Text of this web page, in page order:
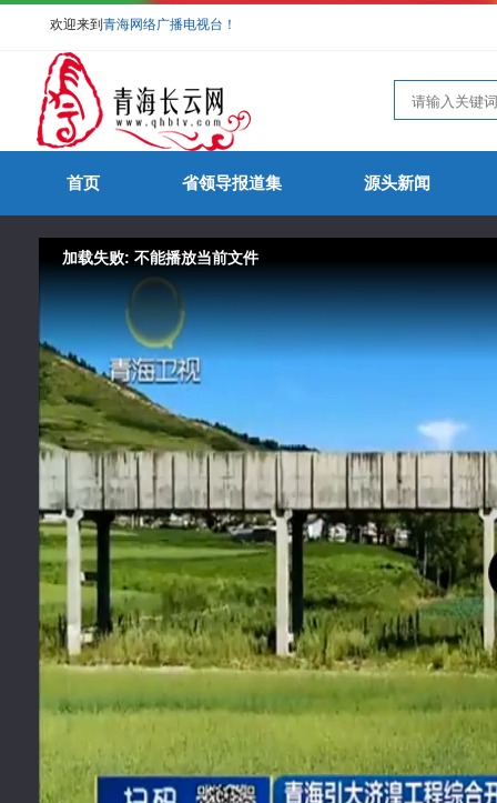
欢迎来到 青海网络广播电视台！
首页 省领导报道集 源头新闻
加载失败: 不能播放当前文件